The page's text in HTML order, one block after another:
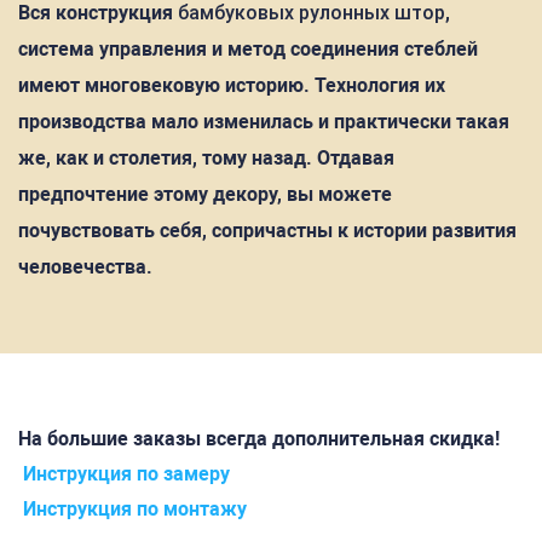
Вся конструкция бамбуковых рулонных штор,
система управления и метод соединения стеблей
имеют многовековую историю. Технология их
производства мало изменилась и практически такая
же, как и столетия, тому назад. Отдавая
предпочтение этому декору, вы можете
почувствовать себя, сопричастны к истории развития
человечества.
На большие заказы всегда дополнительная скидка!
Инструкция по замеру
Инструкция по монтажу